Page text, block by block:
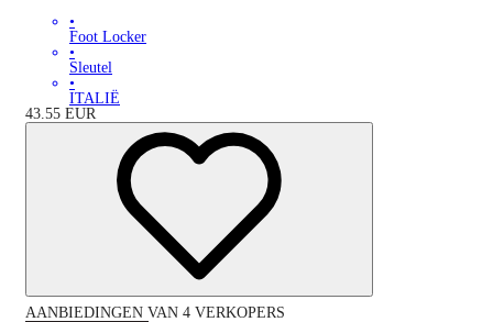
•
Foot Locker
•
Sleutel
•
ITALIË
43.55 EUR
AANBIEDINGEN VAN 4 VERKOPERS